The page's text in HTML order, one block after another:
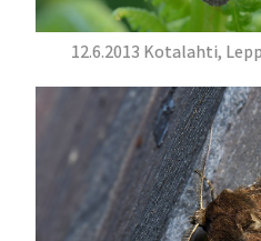
12.6.2013 Kotalahti,